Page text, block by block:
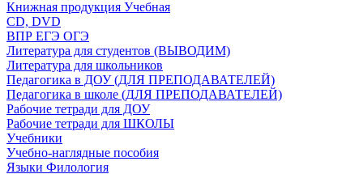
Книжная продукция Учебная
CD, DVD
ВПР ЕГЭ ОГЭ
Литература для студентов (ВЫВОДИМ)
Литература для школьников
Педагогика в ДОУ (ДЛЯ ПРЕПОДАВАТЕЛЕЙ)
Педагогика в школе (ДЛЯ ПРЕПОДАВАТЕЛЕЙ)
Рабочие тетради для ДОУ
Рабочие тетради для ШКОЛЫ
Учебники
Учебно-наглядные пособия
Языки Филология